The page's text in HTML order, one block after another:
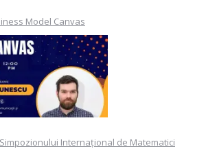
Model Canvas
Internațional de Matematici